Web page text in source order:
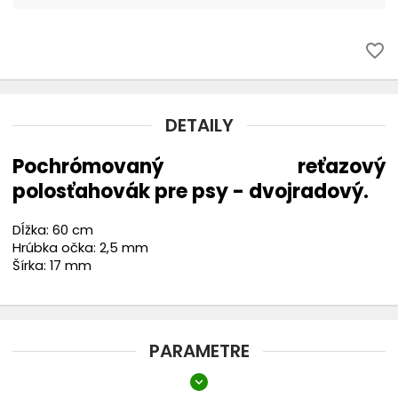
Rádiové oplotenie
Búdy
Chovateľské vysávače THOMAS
favorite_border
DETAILY
Pochrómovaný reťazový
polosťahovák pre psy - dvojradový.
Dĺžka: 60 cm
Hrúbka očka: 2,5 mm
Šírka: 17 mm
PARAMETRE
expand_more